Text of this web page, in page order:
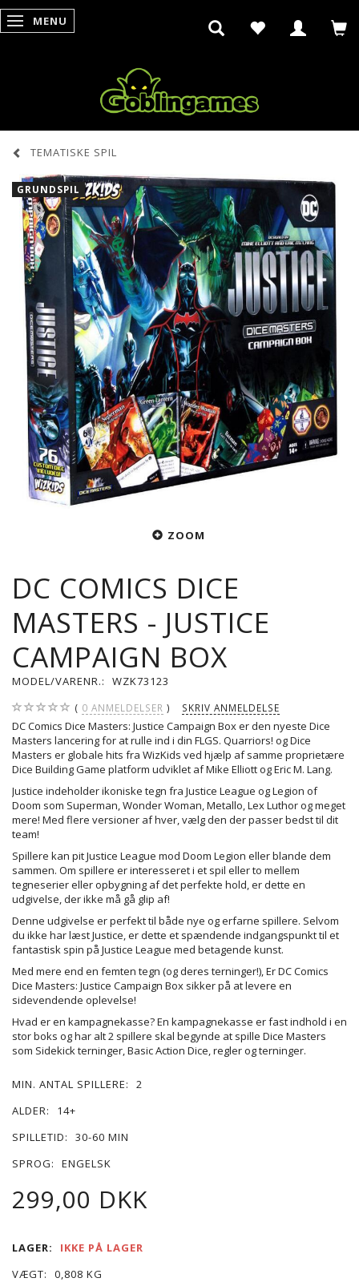
SKIFTE NAVIGATION
MENU
TEMATISKE SPIL
GRUNDSPIL
ZOOM
DC COMICS DICE
MASTERS - JUSTICE
CAMPAIGN BOX
MODEL/VARENR.: WZK73123
0 ANMELDELSER SKRIV ANMELDELSE
DC Comics Dice Masters: Justice Campaign Box er den nyeste Dice
Masters lancering for at rulle ind i din FLGS. Quarriors! og Dice
Masters er globale hits fra WizKids ved hjælp af samme proprietære
Dice Building Game platform udviklet af Mike Elliott og Eric M. Lang.
Justice indeholder ikoniske tegn fra Justice League og Legion of
Doom som Superman, Wonder Woman, Metallo, Lex Luthor og meget
mere! Med flere versioner af hver, vælg den der passer bedst til dit
team!
Spillere kan pit Justice League mod Doom Legion eller blande dem
sammen. Om spillere er interesseret i et spil eller to mellem
tegneserier eller opbygning af det perfekte hold, er dette en
udgivelse, der ikke må gå glip af!
Denne udgivelse er perfekt til både nye og erfarne spillere. Selvom
du ikke har læst Justice, er dette et spændende indgangspunkt til et
fantastisk spin på Justice League med betagende kunst.
Med mere end en femten tegn (og deres terninger!), Er DC Comics
Dice Masters: Justice Campaign Box sikker på at levere en
sidevendende oplevelse!
Hvad er en kampagnekasse? En kampagnekasse er fast indhold i en
stor boks og har alt 2 spillere skal begynde at spille Dice Masters
som Sidekick terninger, Basic Action Dice, regler og terninger.
MIN. ANTAL SPILLERE:
2
ALDER:
14+
SPILLETID:
30-60 MIN
SPROG:
ENGELSK
299,00 DKK
LAGER:
IKKE PÅ LAGER
VÆGT:
0,808 KG